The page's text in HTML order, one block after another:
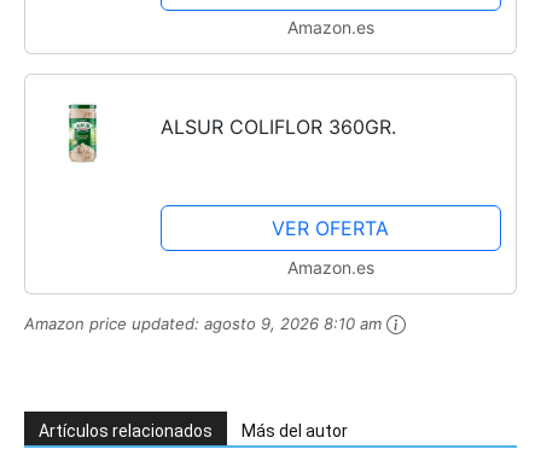
Amazon.es
ALSUR COLIFLOR 360GR.
VER OFERTA
Amazon.es
Amazon price updated: agosto 9, 2026 8:10 am
Artículos relacionados Más del autor